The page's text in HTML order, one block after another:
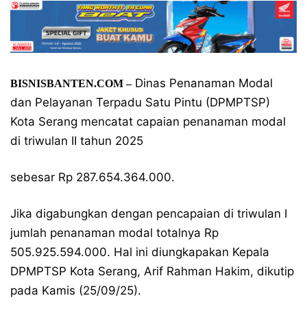
BISNISBANTEN.COM–Dinas Penanaman Modal
dan Pelayanan Terpadu Satu Pintu (DPMPTSP)
Kota Serang mencatat capaian penanaman modal
di triwulan II tahun 2025
sebesar Rp 287.654.364.000.
Jika digabungkan dengan pencapaian di triwulan I
jumlah penanaman modal totalnya Rp
505.925.594.000. Hal ini diungkapakan Kepala
DPMPTSP Kota Serang, Arif Rahman Hakim, dikutip
pada Kamis (25/09/25).